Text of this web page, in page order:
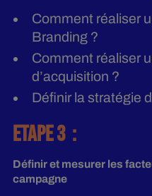
Comment réaliser
Branding ?
Comment réaliser
d’acquisition ?
Définir la stratégie
ETAPE 3 :
Définir et mesurer les
campagne